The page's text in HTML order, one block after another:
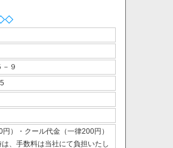
◇◇
９
）・クール代金（一律200円）
、手数料は当社にて負担いたし